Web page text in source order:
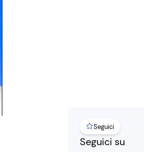
Seguici
Seguici su